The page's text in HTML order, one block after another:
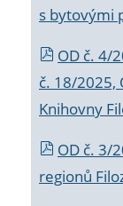
s bytovými
OD č. 4/
č. 18/2025,
Knihovny
OD č. 3/
regionů